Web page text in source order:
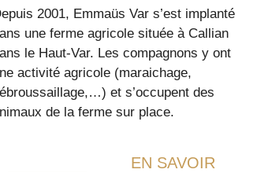
2001, Emmaüs Var s’est implanté
une ferme agricole située à Callian
le Haut-Var. Les compagnons y ont
activité agricole (maraichage,
et s’occupent des
de la ferme sur place.
EN SAVOIR